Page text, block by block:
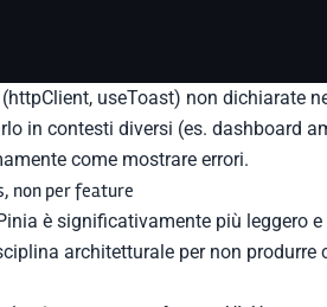
useToast) non dichiarate
in contesti diversi (es. dashboard
come mostrare errori.
non per feature
è significativamente più leggero
architetturale per non produrre